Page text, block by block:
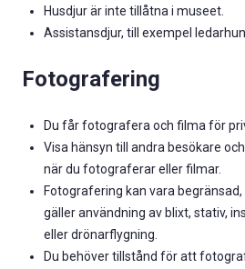
Husdjur är inte tillåtna i museet.
Assistansdjur, till exempel
Fotografering
Du får fotografera och filma för
Visa hänsyn till andra besökare
när du fotograferar eller filmar.
Fotografering kan vara
gäller användning av blixt, stativ,
eller drönarflygning.
Du behöver tillstånd för att